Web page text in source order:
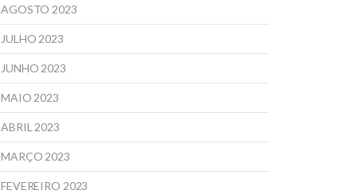
AGOSTO 2023
JULHO 2023
JUNHO 2023
MAIO 2023
ABRIL 2023
MARÇO 2023
FEVEREIRO 2023